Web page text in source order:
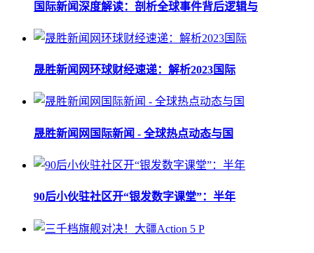
国际新闻深度解读：剖析全球事件背后逻辑与
晟胜新闻网环球财经速递：解析2023国际
晟胜新闻网国际新闻 - 全球热点动态与国
90后小伙驻社区开“银发数字课堂”：半年